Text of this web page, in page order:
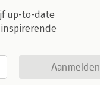
up-to-date
Aanmelden